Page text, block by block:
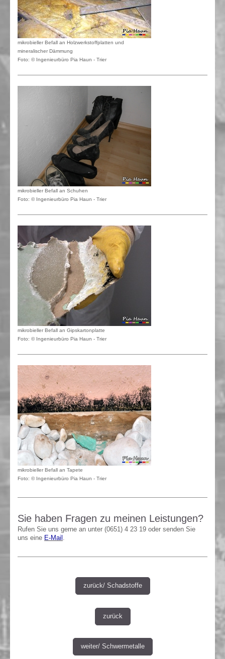
mikrobieller Befall an Holzwerkstoffplatten und
mineralischer Dämmung
Foto: © Ingenieurbüro Pia Haun - Trier
mikrobieller Befall an Schuhen
Foto: © Ingenieurbüro Pia Haun - Trier
mikrobieller Befall an Gipskartonplatte
Foto: © Ingenieurbüro Pia Haun - Trier
mikrobieller Befall an Tapete
Foto: © Ingenieurbüro Pia Haun - Trier
Sie haben Fragen zu meinen Leistungen?
Rufen Sie uns gerne an unter (0651) 4 23 19 oder senden Sie
uns eine E-Mail
zurück/ Schadstoffe
zurück
weiter/ Schwermetalle